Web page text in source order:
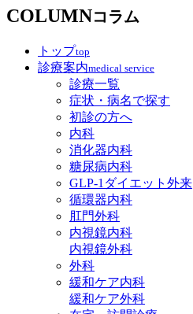
COLUMNコラム
トップtop
診療案内medical service
診療一覧
症状・病名で探す
初診の方へ
内科
消化器内科
糖尿病内科
GLP‐1ダイエット外来
循環器内科
肛門外科
内視鏡内科
内視鏡外科
外科
緩和ケア内科
緩和ケア外科